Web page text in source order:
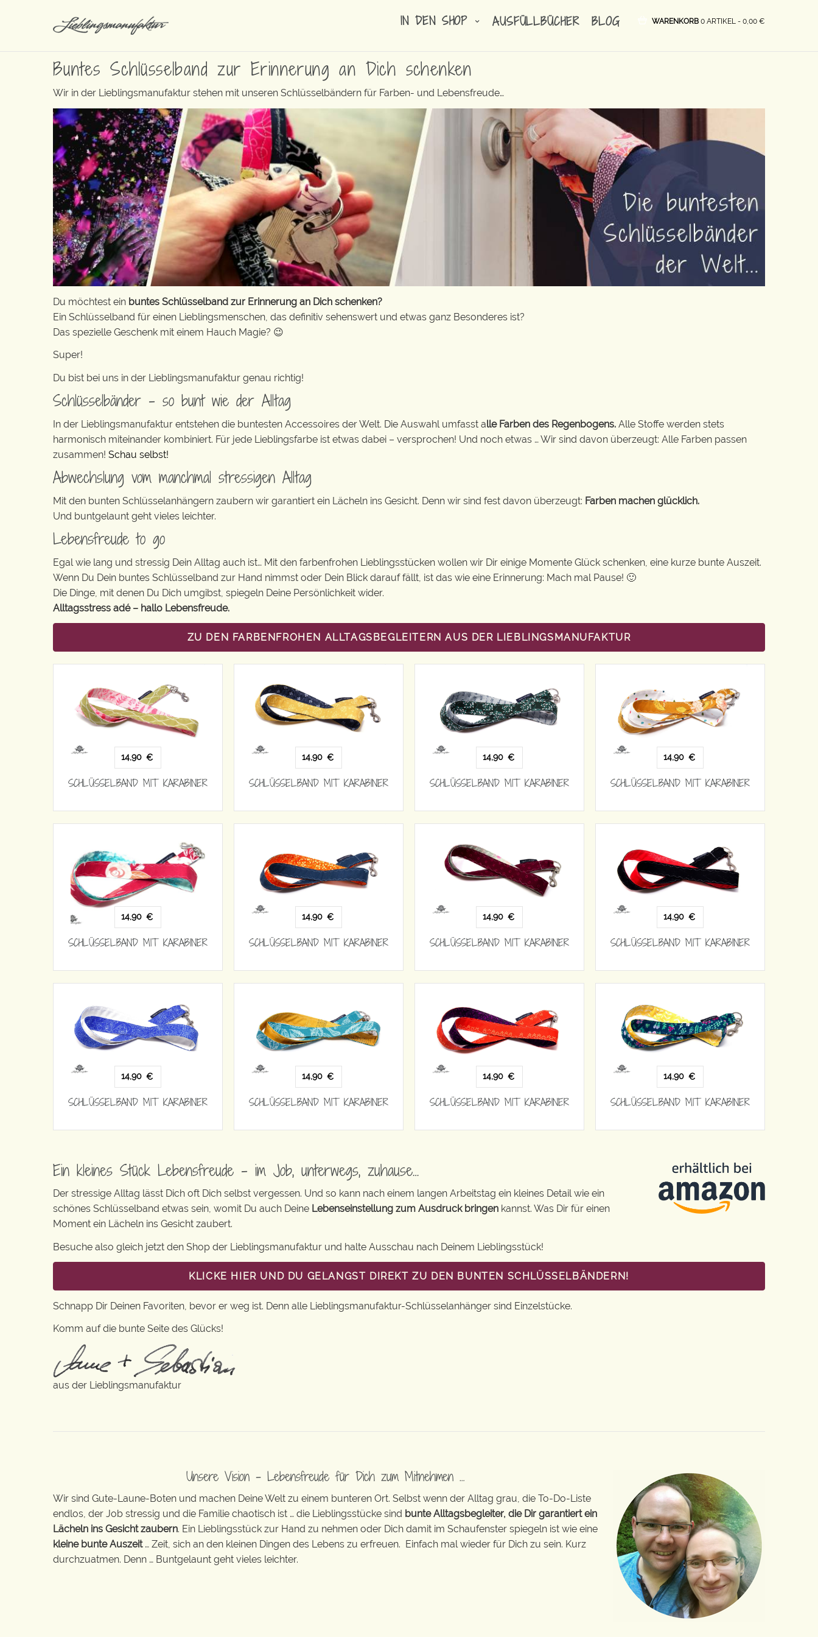
IN DEN SHOP AUSFÜLLBÜCHER BLOG WARENKORB 0 ARTIKEL - 0,00 €
Buntes Schlüsselband zur Erinnerung an Dich schenken
Wir in der Lieblingsmanufaktur stehen mit unseren Schlüsselbändern für Farben- und Lebensfreude…
Du möchtest ein buntes Schlüsselband zur Erinnerung an Dich schenken?
Ein Schlüsselband für einen Lieblingsmenschen, das definitiv sehenswert und etwas ganz Besonderes ist?
Das spezielle Geschenk mit einem Hauch Magie? 😉
Super!
Du bist bei uns in der Lieblingsmanufaktur genau richtig!
Schlüsselbänder – so bunt wie der Alltag
In der Lieblingsmanufaktur entstehen die buntesten Accessoires der Welt. Die Auswahl umfasst alle Farben des Regenbogens. Alle Stoffe werden stets
harmonisch miteinander kombiniert. Für jede Lieblingsfarbe ist etwas dabei – versprochen! Und noch etwas … Wir sind davon überzeugt: Alle Farben passen
zusammen! Schau selbst!
Abwechslung vom manchmal stressigen Alltag
Mit den bunten Schlüsselanhängern zaubern wir garantiert ein Lächeln ins Gesicht. Denn wir sind fest davon überzeugt: Farben machen glücklich.
Und buntgelaunt geht vieles leichter.
Lebensfreude to go
Egal wie lang und stressig Dein Alltag auch ist… Mit den farbenfrohen Lieblingsstücken wollen wir Dir einige Momente Glück schenken, eine kurze bunte Auszeit.
Wenn Du Dein buntes Schlüsselband zur Hand nimmst oder Dein Blick darauf fällt, ist das wie eine Erinnerung: Mach mal Pause! 🙂
Die Dinge, mit denen Du Dich umgibst, spiegeln Deine Persönlichkeit wider.
Alltagsstress adé – hallo Lebensfreude.
ZU DEN FARBENFROHEN ALLTAGSBEGLEITERN AUS DER LIEBLINGSMANUFAKTUR
14,90 €
SCHLÜSSELBAND MIT KARABINER
14,90 €
SCHLÜSSELBAND MIT KARABINER
14,90 €
SCHLÜSSELBAND MIT KARABINER
14,90 €
SCHLÜSSELBAND MIT KARABINER
14,90 €
SCHLÜSSELBAND MIT KARABINER
14,90 €
SCHLÜSSELBAND MIT KARABINER
14,90 €
SCHLÜSSELBAND MIT KARABINER
14,90 €
SCHLÜSSELBAND MIT KARABINER
14,90 €
SCHLÜSSELBAND MIT KARABINER
14,90 €
SCHLÜSSELBAND MIT KARABINER
14,90 €
SCHLÜSSELBAND MIT KARABINER
14,90 €
SCHLÜSSELBAND MIT KARABINER
Ein kleines Stück Lebensfreude – im Job, unterwegs, zuhause…
Der stressige Alltag lässt Dich oft Dich selbst vergessen. Und so kann nach einem langen Arbeitstag ein kleines Detail wie ein
schönes Schlüsselband etwas sein, womit Du auch Deine Lebenseinstellung zum Ausdruck bringen kannst. Was Dir für einen
Moment ein Lächeln ins Gesicht zaubert.
Besuche also gleich jetzt den Shop der Lieblingsmanufaktur und halte Ausschau nach Deinem Lieblingsstück!
KLICKE HIER UND DU GELANGST DIREKT ZU DEN BUNTEN SCHLÜSSELBÄNDERN!
Schnapp Dir Deinen Favoriten, bevor er weg ist. Denn alle Lieblingsmanufaktur-Schlüsselanhänger sind Einzelstücke.
Komm auf die bunte Seite des Glücks!
aus der Lieblingsmanufaktur
Unsere Vision – Lebensfreude für Dich zum Mitnehmen …
Wir sind Gute-Laune-Boten und machen Deine Welt zu einem bunteren Ort. Selbst wenn der Alltag grau, die To-Do-Liste
endlos, der Job stressig und die Familie chaotisch ist … die Lieblingsstücke sind bunte Alltagsbegleiter, die Dir garantiert ein
Lächeln ins Gesicht zaubern. Ein Lieblingsstück zur Hand zu nehmen oder Dich damit im Schaufenster spiegeln ist wie eine
kleine bunte Auszeit… Zeit, sich an den kleinen Dingen des Lebens zu erfreuen. Einfach mal wieder für Dich zu sein. Kurz
durchzuatmen. Denn … Buntgelaunt geht vieles leichter.